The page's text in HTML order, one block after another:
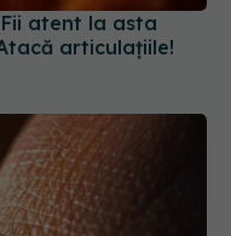
atent la asta
articulațiile!